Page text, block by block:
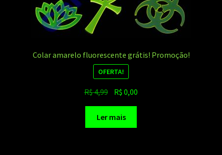
Colar amarelo fluorescente grátis! Promoção!
OFERTA!
R$4,99
original
era:
R$ 0,00
Ler mais